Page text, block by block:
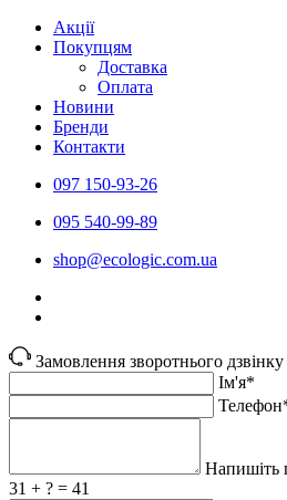
Акції
Покупцям
Доставка
Оплата
Новини
Бренди
Контакти
097 150-93-26
095 540-99-89
shoр@ecologic.com.ua
Замовлення зворотнього дзвінку
Ім'я*
Напишіть
31 + ? = 41